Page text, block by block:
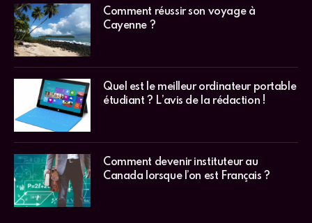
Comment réussir son voyage à
Cayenne ?
Quel est le meilleur ordinateur portable
étudiant ? L’avis de la rédaction !
Comment devenir instituteur au
Canada lorsque l’on est Français ?